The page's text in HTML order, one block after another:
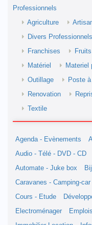
Professionnels
Agriculture
Divers Professionnels
Franchises
Matériel
Materiel
Outillage
Poste
Renovation
Textile
Agenda - Evènements
Audio - Télé - DVD - CD
Automate - Juke box
Caravanes - Camping-car
Cours - Etude
Electroménager
Emplois